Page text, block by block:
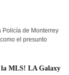
Policía de Monterrey
el presunto
la MLS! LA Galaxy